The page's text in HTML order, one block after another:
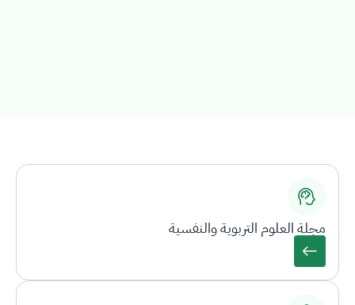
مجلة العلوم التربوية والنفسية